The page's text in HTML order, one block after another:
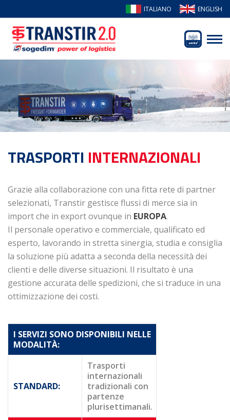
ITALIANO ENGLISH
TRASPORTI INTERNAZIONALI
Grazie alla collaborazione con una fitta rete di partner
selezionati, Transtir gestisce flussi di merce sia in
import che in export ovunque in EUROPA.
Il personale operativo e commerciale, qualificato ed
esperto, lavorando in stretta sinergia, studia e consiglia
la soluzione più adatta a seconda della necessità dei
clienti e delle diverse situazioni. Il risultato è una
gestione accurata delle spedizioni, che si traduce in una
ottimizzazione dei costi.
I SERVIZI SONO DISPONIBILI NELLE
MODALITÀ:
STANDARD:
Trasporti
internazionali
tradizionali con
partenze
plurisettimanali.